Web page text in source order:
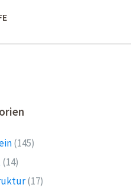
(145)
(14)
(17)